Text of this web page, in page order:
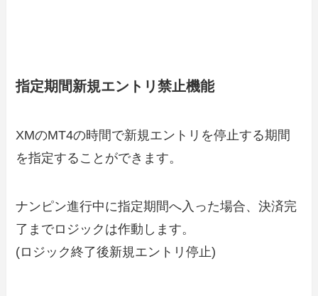
指定期間新規エントリ禁止機能
XMのMT4の時間で新規エントリを停止する期間
を指定することができます。
ナンピン進行中に指定期間へ入った場合、決済完
了までロジックは作動します。
(ロジック終了後新規エントリ停止)